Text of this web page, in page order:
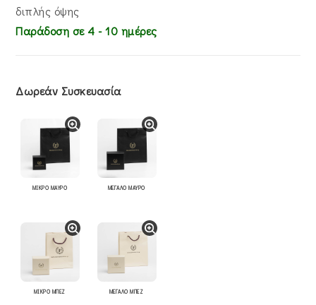
διπλής όψης
Παράδοση σε 4 - 10 ημέρες
Δωρεάν Συσκευασία
ΜΙΚΡΟ ΜΑΥΡΟ ΜΕΓΑΛΟ ΜΑΥΡΟ
ΜΙΚΡΟ ΜΠΕΖ ΜΕΓΑΛΟ ΜΠΕΖ